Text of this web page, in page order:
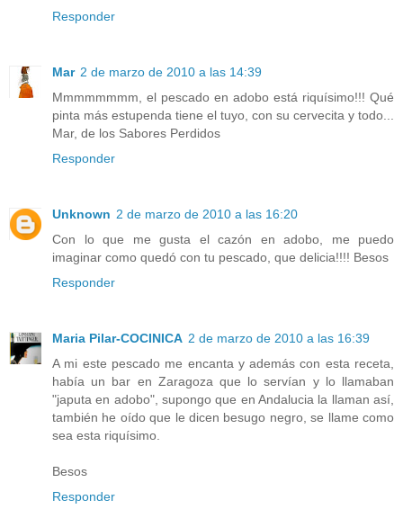
Responder
Mar 2 de marzo de 2010 a las 14:39
Mmmmmmmm, el pescado en adobo está riquísimo!!! Qué
pinta más estupenda tiene el tuyo, con su cervecita y todo...
Mar, de los Sabores Perdidos
Responder
Unknown 2 de marzo de 2010 a las 16:20
Con lo que me gusta el cazón en adobo, me puedo
imaginar como quedó con tu pescado, que delicia!!!! Besos
Responder
Maria Pilar-COCINICA 2 de marzo de 2010 a las 16:39
A mi este pescado me encanta y además con esta receta,
había un bar en Zaragoza que lo servían y lo llamaban
"japuta en adobo", supongo que en Andalucia la llaman así,
también he oído que le dicen besugo negro, se llame como
sea esta riquísimo.
Besos
Responder